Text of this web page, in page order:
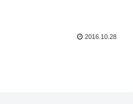
2016.10.28